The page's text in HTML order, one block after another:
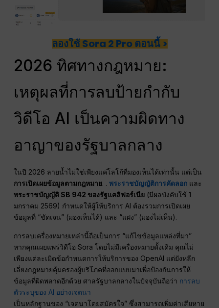
ลองใช้ Sora 2 Pro ตอนนี้ >
2026 ทิศทางกฎหมาย:
เหตุผลที่การลบป้ายกำกับ
วิดีโอ AI เป็นความผิดทาง
อาญาของรัฐบาลกลาง
ในปี 2026 ลายน้ำไม่ใช่เพียงแค่โลโก้ที่มองเห็นได้เท่านั้น แต่เป็น
การเปิดเผยข้อมูลตามกฎหมาย. . พระราชบัญญัติการคัดลอก และ
พระราชบัญญัติ SB 942 ของรัฐแคลิฟอร์เนีย (มีผลบังคับใช้ 1
มกราคม 2569) กำหนดให้ผู้ให้บริการ AI ต้องรวมการเปิดเผย
ข้อมูลที่ “ชัดเจน” (มองเห็นได้) และ “แฝง” (มองไม่เห็น).
การลบเครื่องหมายเหล่านี้ถือเป็นการ “แก้ไขข้อมูลแหล่งที่มา”
หากคุณเผยแพร่วิดีโอ Sora โดยไม่มีเครื่องหมายดั้งเดิม คุณไม่
เพียงแต่ละเมิดข้อกำหนดการให้บริการของ OpenAI แต่ยังหลีก
เลี่ยงกฎหมายคุ้มครองผู้บริโภคที่ออกแบบมาเพื่อป้องกันการให้
ข้อมูลที่ผิดพลาดอีกด้วย ศาลรัฐบาลกลางในปัจจุบันถือว่า การลบ
ตัวระบุของ AI อย่างเจตนา
เป็นหลักฐานของ “เจตนาโดยสมัครใจ” ซึ่งสามารถเพิ่มค่าเสียหาย